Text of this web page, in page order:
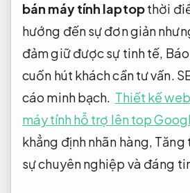
bán máy tính laptopthời
hướng đến sự đơn giản
đảm giữ được sự tinh tế,
cuốn hút khách cần tư vấn.
cáo minh bạch. Thiết kế
máy tính hỗ trợ lên top
khẳng định nhãn hàng, Tăng
sự chuyên nghiệp và đáng